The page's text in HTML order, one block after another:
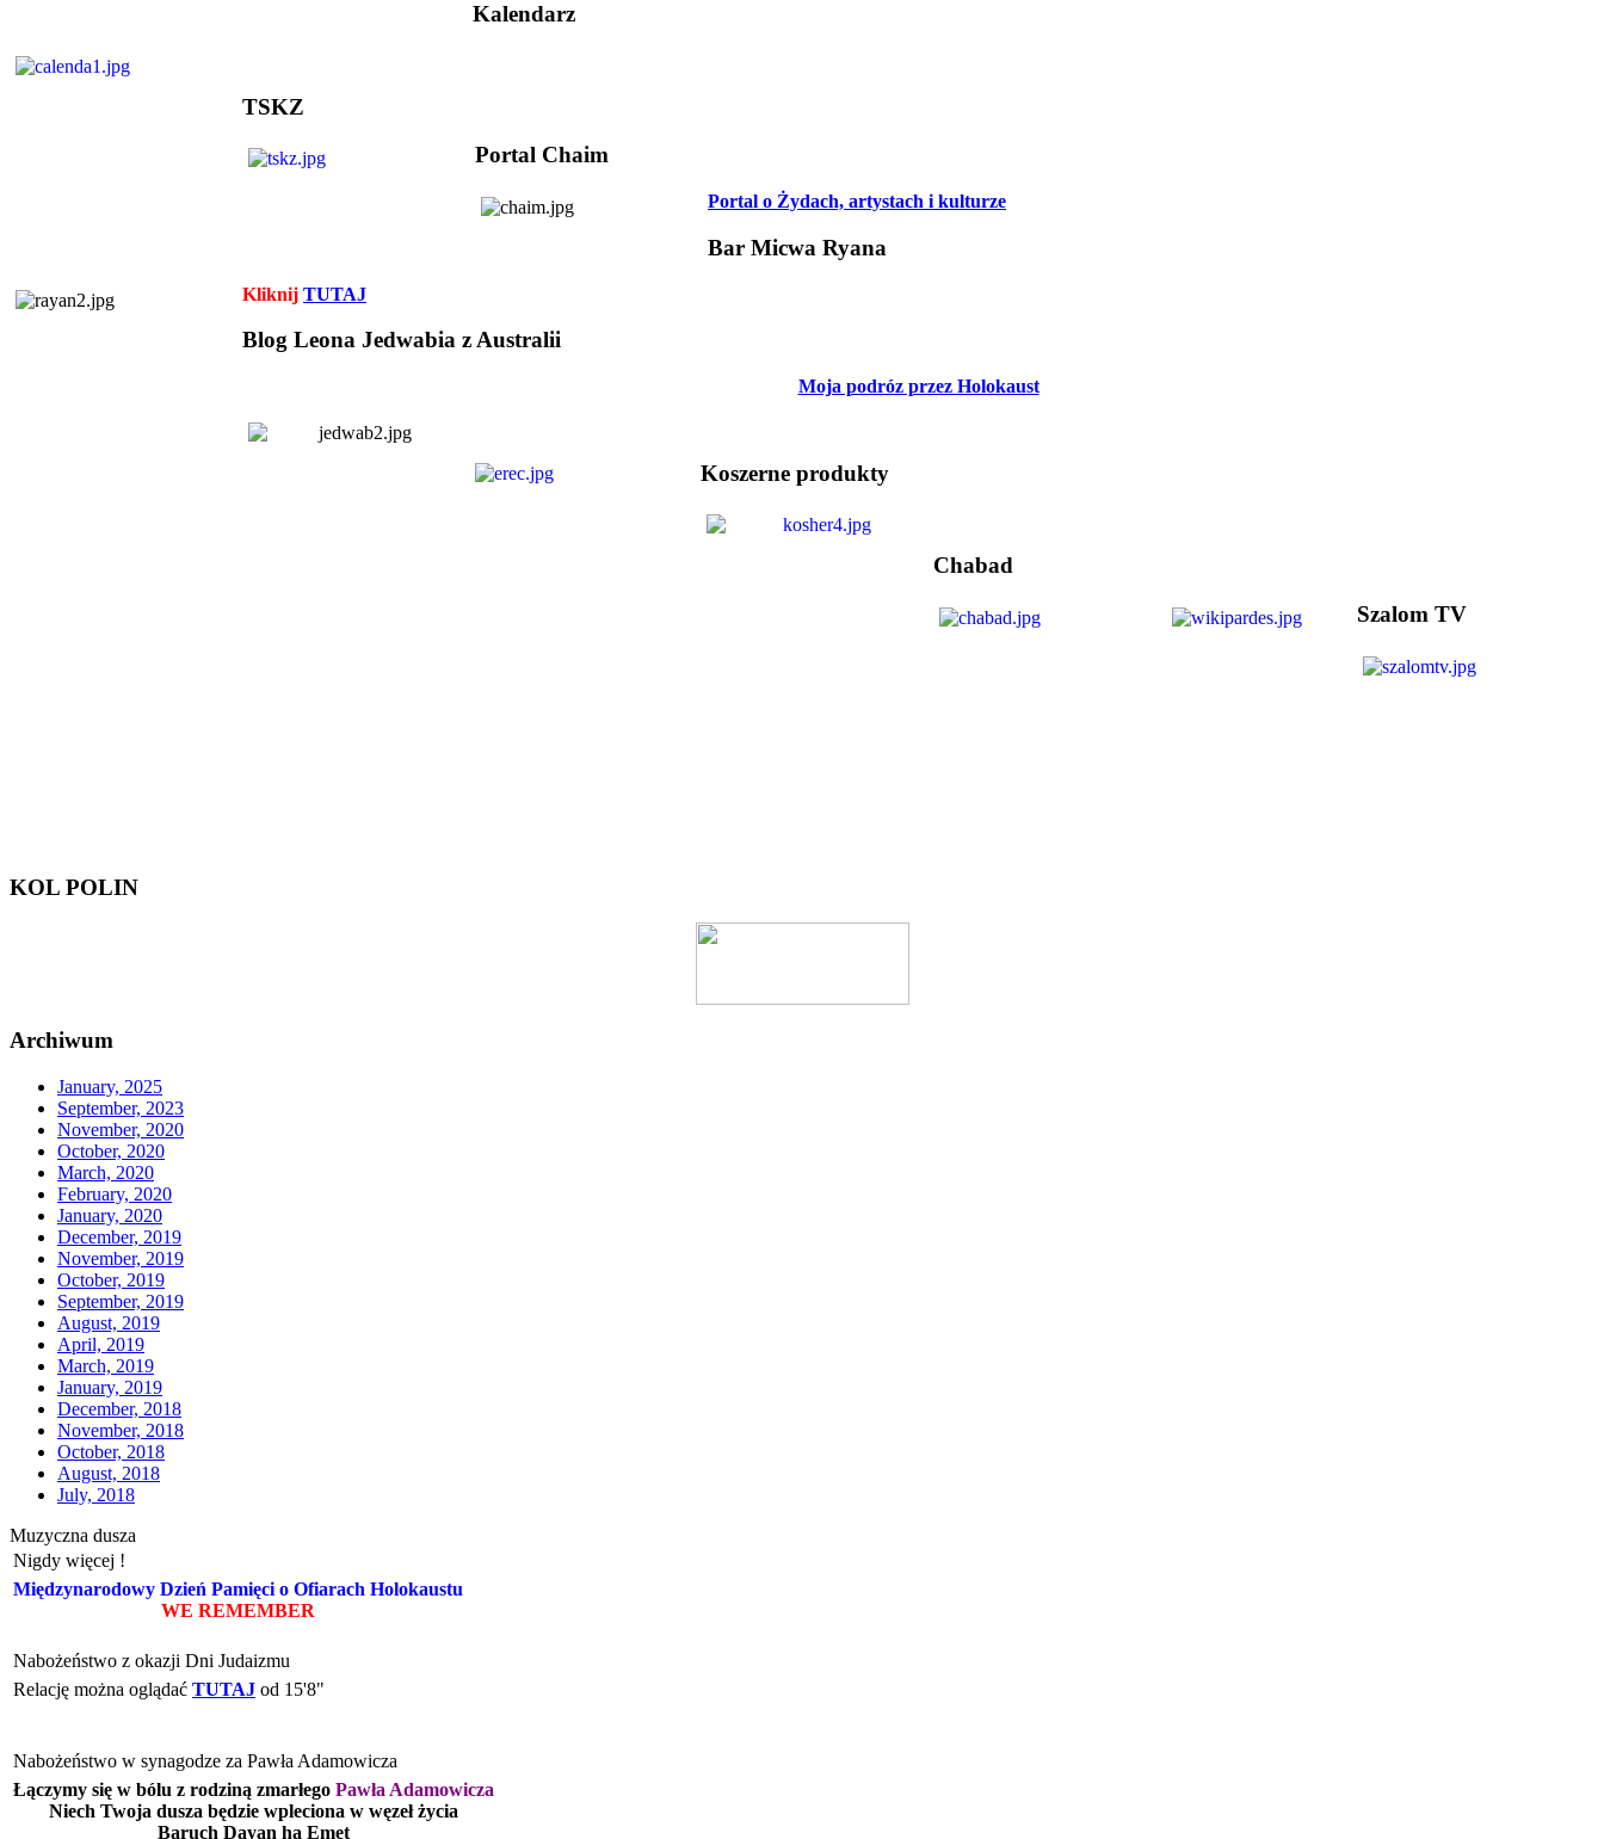
Kalendarz
TSKZ
Portal Chaim
Portal o Żydach, artystach i kulturze
Bar Micwa Ryana
Kliknij TUTAJ
Blog Leona Jedwabia z Australii
Moja podróz przez Holokaust
Koszerne produkty
Chabad
Szalom TV
KOL POLIN
Archiwum
January, 2025
September, 2023
November, 2020
October, 2020
March, 2020
February, 2020
January, 2020
December, 2019
November, 2019
October, 2019
September, 2019
August, 2019
April, 2019
March, 2019
January, 2019
December, 2018
November, 2018
October, 2018
August, 2018
July, 2018
Muzyczna dusza
Nigdy więcej !
Międzynarodowy Dzień Pamięci o Ofiarach Holokaustu
WE REMEMBER
Nabożeństwo z okazji Dni Judaizmu
Relację można oglądać TUTAJ od 15'8"
Nabożeństwo w synagodze za Pawła Adamowicza
Łączymy się w bólu z rodziną zmarłego Pawła Adamowicza
Niech Twoja dusza będzie wpleciona w węzeł życia
Baruch Dayan ha Emet